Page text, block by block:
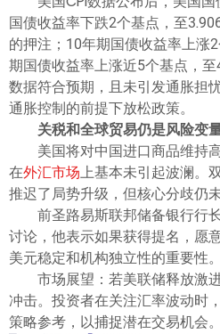
国债收益率下跌2个基点，至
的押注；10年期国债收益率上涨
期国债收益率上涨近5个基点，
数据符合预期，且未引发通胀担
通胀控制的前提下放松政策。
关税和全球贸易仍是风险变
美国将对中国进口商品维持
在外汇市场上基本未引起波澜。
推迟了局势升级，但核心分歧仍未
前圣路易斯联邦储备银行行
讨论，他表示如果获得提名，愿
美元稳定和机构独立性的重要性。
市场展望：若美联储释放激
冲击。投资者在关注汇率波动时
策略参考，以捕捉潜在交易机会。